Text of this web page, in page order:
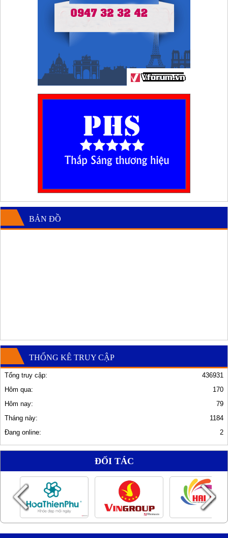
BẢN ĐỒ
THỐNG KÊ TRUY CẬP
436931
Tổng truy cập:
170
Hôm qua:
79
Hôm nay:
1184
Tháng này:
2
Đang online:
ĐỐI TÁC